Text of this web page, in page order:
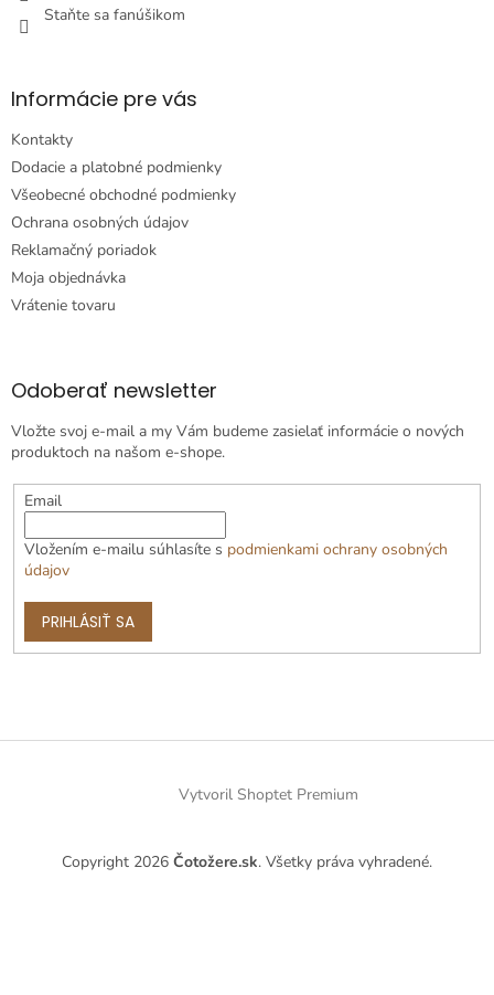
Staňte sa fanúšikom
Informácie pre vás
Kontakty
Dodacie a platobné podmienky
Všeobecné obchodné podmienky
Ochrana osobných údajov
Reklamačný poriadok
Moja objednávka
Vrátenie tovaru
Odoberať newsletter
Vložte svoj e-mail a my Vám budeme zasielať informácie o nových
produktoch na našom e-shope.
Email
Vložením e-mailu súhlasíte s podmienkami ochrany osobných
údajov
PRIHLÁSIŤ SA
Vytvoril Shoptet Premium
Copyright 2026 Čotožere.sk. Všetky práva vyhradené.